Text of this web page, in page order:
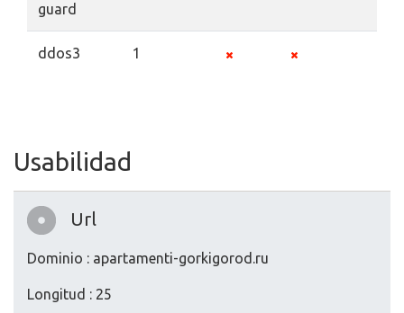
guard
ddos3 1
Usabilidad
Url
Dominio : apartamenti-gorkigorod.ru
Longitud : 25